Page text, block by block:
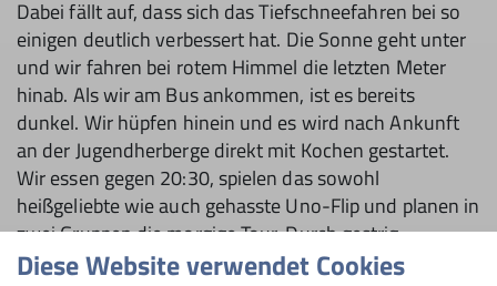
Dabei fällt auf, dass sich das Tiefschneefahren bei so
einigen deutlich verbessert hat. Die Sonne geht unter
und wir fahren bei rotem Himmel die letzten Meter
hinab. Als wir am Bus ankommen, ist es bereits
dunkel. Wir hüpfen hinein und es wird nach Ankunft
an der Jugendherberge direkt mit Kochen gestartet.
Wir essen gegen 20:30, spielen das sowohl
heißgeliebte wie auch gehasste Uno-Flip und planen in
zwei Gruppen die morgige Tour. Durch gestrig
gesammelte Erfahrungen läuft die Tourenplanung
Diese Website verwendet Cookies